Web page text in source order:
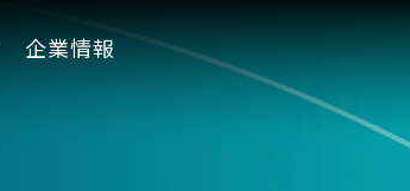
企業情報